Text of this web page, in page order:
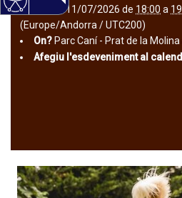
11/07/2026 de 18:00 a
(Europe/Andorra / UTC200)
On? Parc Caní - Prat de la
Afegiu l'esdeveniment al